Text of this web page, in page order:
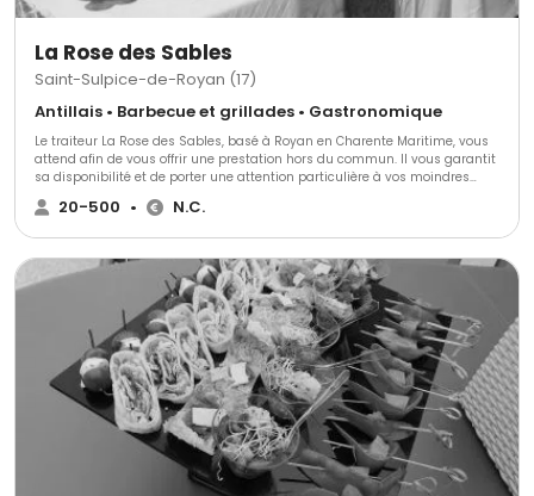
La Rose des Sables
Saint-Sulpice-de-Royan (17)
Antillais • Barbecue et grillades • Gastronomique
Le traiteur La Rose des Sables, basé à Royan en Charente Maritime, vous
attend afin de vous offrir une prestation hors du commun. Il vous garantit
sa disponibilité et de porter une attention particulière à vos moindres
désirs de réception.La Rose des Sables vous propose sa nourriture
extraordinaire, mais aussi de s'occuper de l'organisation générale de votre
20-500 • N.C.